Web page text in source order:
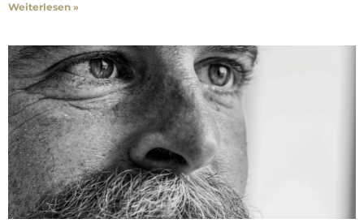
Weiterlesen »